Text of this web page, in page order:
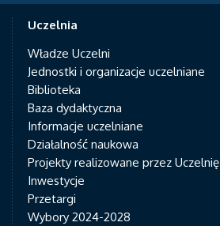
Uczelnia
Władze Uczelni
Jednostki i organizacje uczelniane
Biblioteka
Baza dydaktyczna
Informacje uczelniane
Działalność naukowa
Projekty realizowane przez Uczelnię
Inwestycje
Przetargi
Wybory 2024-2028